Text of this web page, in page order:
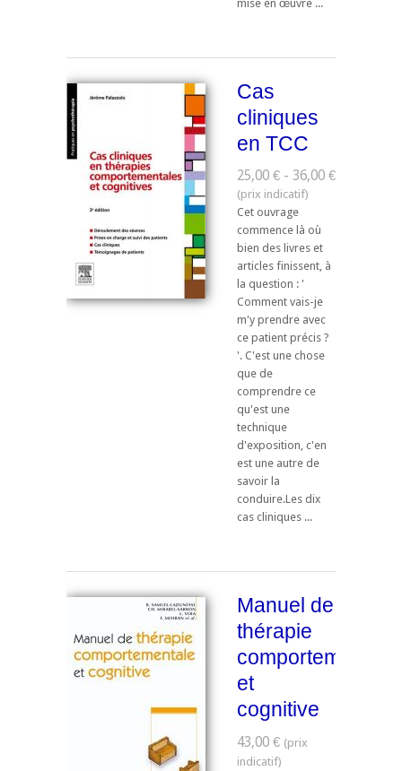
mise en œuvre ...
Cas
cliniques
en TCC
25,00 € - 36,00 €
Cet ouvrage
commence là où
bien des livres et
articles finissent, à
la question : '
Comment vais-je
m'y prendre avec
ce patient précis ?
'. C'est une chose
que de
comprendre ce
qu'est une
technique
d'exposition, c'en
est une autre de
savoir la
conduire.Les dix
cas cliniques ...
Manuel de
thérapie
comportementale
et
cognitive
43,00 €